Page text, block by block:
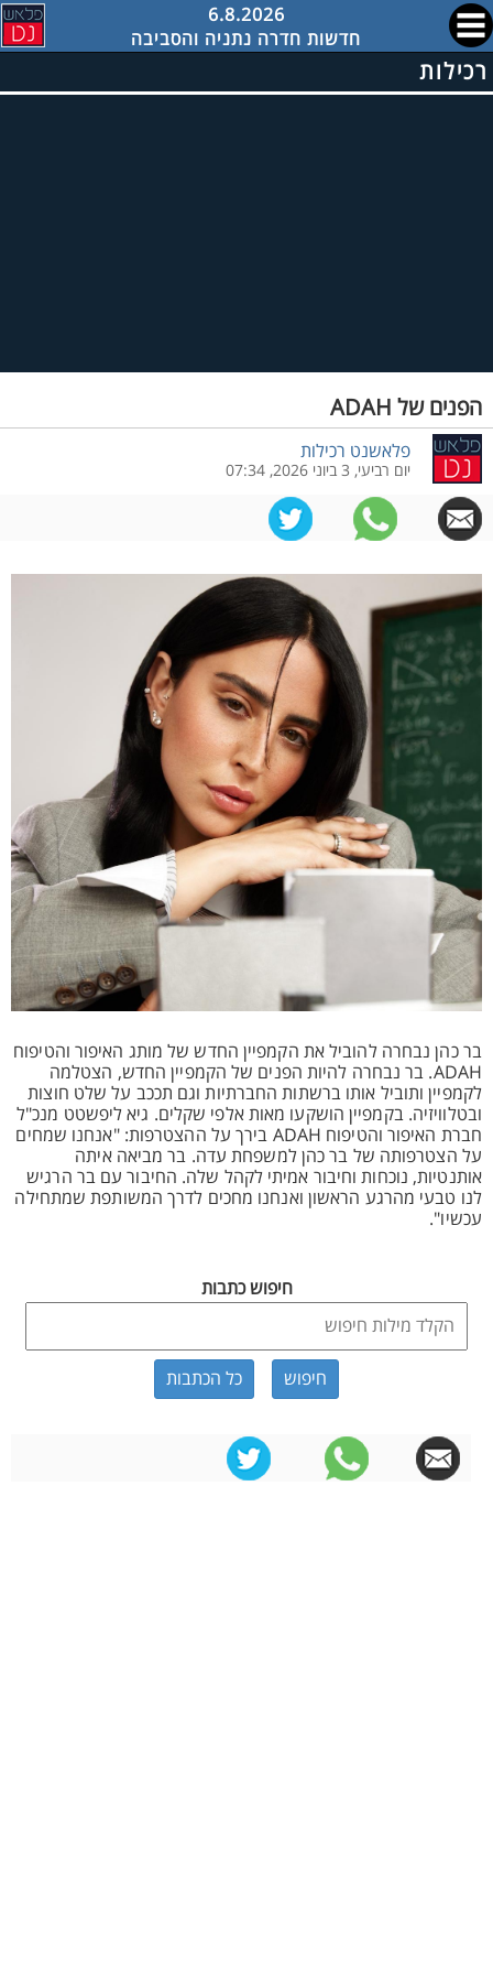
6.8.2026
חדשות חדרה נתניה והסביבה
רכילות
הפנים של ADAH
פלאשנט רכילות
יום רביעי, 3 ביוני 2026, 07:34
בר כהן נבחרה להוביל את הקמפיין החדש של מותג האיפור והטיפוח
ADAH. בר נבחרה להיות הפנים של הקמפיין החדש, הצטלמה
לקמפיין ותוביל אותו ברשתות החברתיות וגם תככב על שלט חוצות
ובטלוויזיה. בקמפיין הושקעו מאות אלפי שקלים. גיא ליפשטט מנכ"ל
חברת האיפור והטיפוח ADAH בירך על ההצטרפות: "אנחנו שמחים
על הצטרפותה של בר כהן למשפחת עדה. בר מביאה איתה
אותנטיות, נוכחות וחיבור אמיתי לקהל שלה. החיבור עם בר הרגיש
לנו טבעי מהרגע הראשון ואנחנו מחכים לדרך המשותפת שמתחילה
עכשיו".
חיפוש כתבות
כל הכתבות